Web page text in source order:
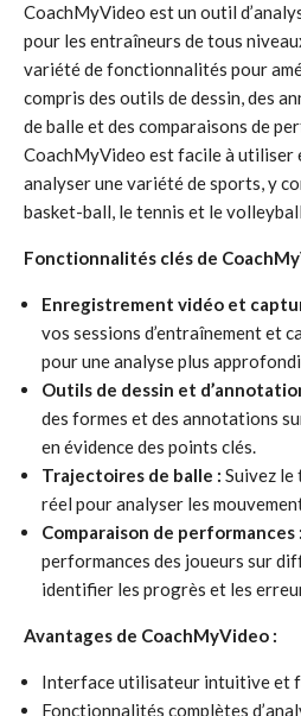
CoachMyVideo est un outil
pour les entraîneurs de tous
variété de fonctionnalités pour
compris des outils de dessin, des
de balle et des comparaisons de
CoachMyVideo est facile à
analyser une variété de sports, y
basket-ball, le tennis et le
Fonctionnalités clés de
Enregistrement vidéo et
vos sessions d’entraînement et
pour une analyse plus
Outils de dessin et
des formes et des annotations
en évidence des points clés.
Trajectoires de balle : Suivez le
réel pour analyser les
Comparaison de performances :
performances des joueurs sur
identifier les progrès et les
Avantages de CoachMyVideo :
Interface utilisateur intuitive et
Fonctionnalités complètes